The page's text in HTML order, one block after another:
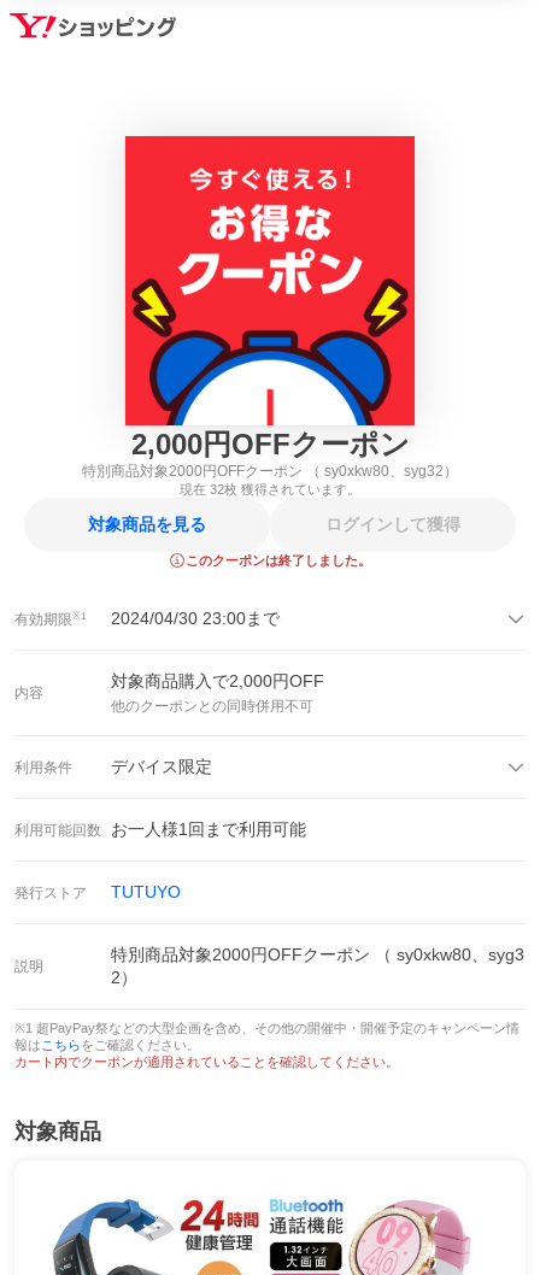
2,000円OFFクーポン
特別商品対象2000円OFFクーポン （ sy0xkw80、syg32）
現在 32枚 獲得されています。
対象商品を見る ログインして獲得
このクーポンは終了しました。
有効期限※1 2024/04/30 23:00まで
内容
対象商品購入で2,000円OFF
他のクーポンとの同時併用不可
利用条件 デバイス限定
利用可能回数 お一人様1 回まで利用可能
発行ストア TUTUYO
説明
特別商品対象2000円OFFクーポン （ sy0xkw80、syg3
2）
※1 超PayPay祭などの大型企画を含め、その他の開催中・開催予定のキャンペーン情
報は こちらをご確認ください。
カート内でクーポンが適用されていることを確認してください。
対象商品